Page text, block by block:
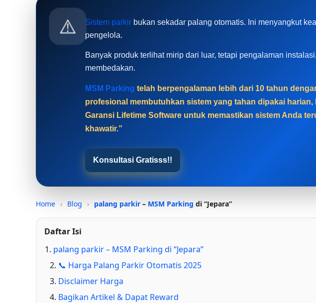
⚠️ Sistem parkir bukan sekadar palang otomatis. Ini menyangkut
pengelola.
Banyak produk terlihat mirip dari luar, tetapi pengalaman
membedakan.
MSM Parking telah berpengalaman lebih dari 10 tahun
profesional membutuhkan sistem yang tahan dipakai
Garansi Lifetime Software untuk memastikan sistem Anda
khawatir.”
Konsultasi Gratisss!!
Home › Blog › palang parkir – MSM Parking di “Jepara”
Daftar Isi
palang parkir – MSM Parking di “Jepara”
📞 Harga Palang Parkir Otomatis 2025
Disclaimer Harga
Bagikan Artikel & Dapat Reward